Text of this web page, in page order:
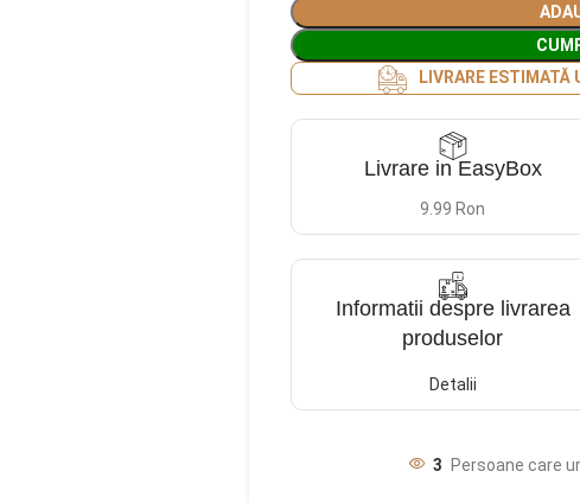
LIVRARE ESTIMATĂ
Livrare in EasyBox
9.99 Ron
Informatii despre livrarea
produselor
Detalii
3 Persoane care